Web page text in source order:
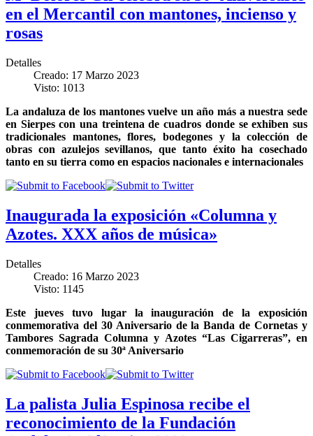
en el Mercantil con mantones, incienso y
rosas
Detalles
Creado: 17 Marzo 2023
Visto: 1013
La andaluza de los mantones vuelve un año más a nuestra sede
en Sierpes con una treintena de cuadros donde se exhiben sus
tradicionales mantones, flores, bodegones y la colección de
obras con azulejos sevillanos, que tanto éxito ha cosechado
tanto en su tierra como en espacios nacionales e internacionales
Inaugurada la exposición «Columna y
Azotes. XXX años de música»
Detalles
Creado: 16 Marzo 2023
Visto: 1145
Este jueves tuvo lugar la inauguración de la exposición
conmemorativa del 30 Aniversario de la Banda de Cornetas y
Tambores Sagrada Columna y Azotes “Las Cigarreras”, en
conmemoración de su 30ª Aniversario
La palista Julia Espinosa recibe el
reconocimiento de la Fundación